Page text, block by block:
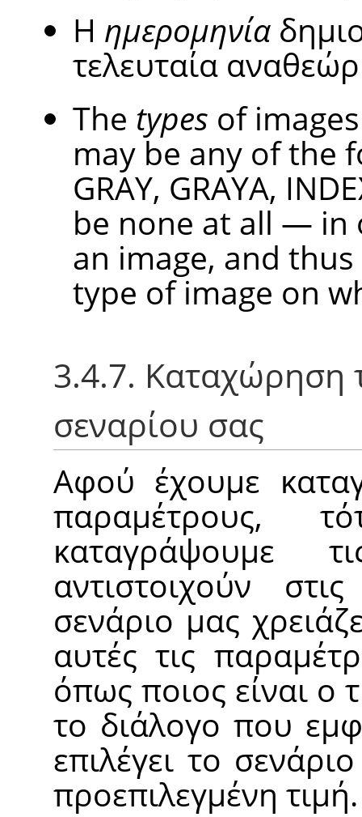
Η ημερομηνία
τελευταία
The types of
may be any of the
GRAY, GRAYA,
be none at all — in
an image, and
type of image on
3.4.7. Καταχώρηση
σεναρίου σας
Αφού έχουμε
παραμέτρους,
καταγράψουμε
αντιστοιχούν
σενάριο μας
αυτές τις
όπως ποιος είναι ο
το διάλογο που
επιλέγει το
προεπιλεγμένη τιμή.